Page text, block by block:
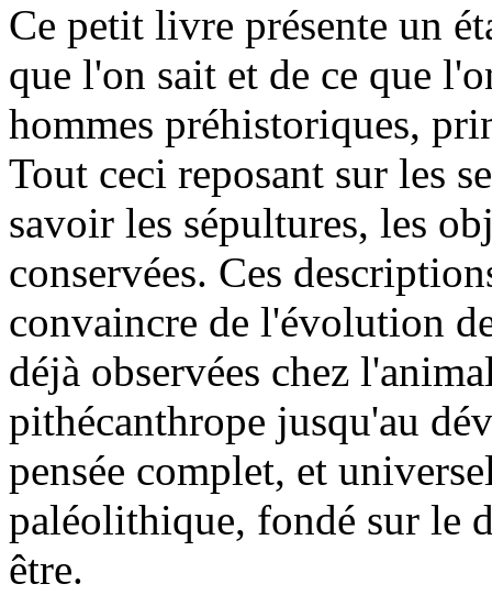
Ce petit livre présente un
que l'on sait et de ce que
hommes préhistoriques,
Tout ceci reposant sur les
savoir les sépultures, les
conservées. Ces
convaincre de l'évolution
déjà observées chez
pithécanthrope jusqu'au
pensée complet, et
paléolithique, fondé sur le
être.